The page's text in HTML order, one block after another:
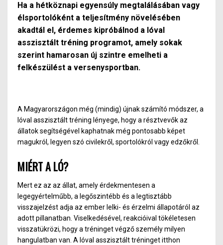
Ha a hétköznapi egyensúly megtalálásában vagy
élsportolóként a teljesítmény növelésében
akadtál el, érdemes kipróbálnod a lóval
asszisztált tréning programot, amely sokak
szerint hamarosan új szintre emelheti a
felkészülést a versenysportban.
A Magyarországon még (mindig) újnak számító módszer, a
lóval asszisztált tréning lényege, hogy a résztvevők az
állatok segítségével kaphatnak még pontosabb képet
magukról, legyen szó civilekről, sportolókról vagy edzőkről.
MIÉRT A LÓ?
Mert ez az az állat, amely érdekmentesen a
legegyértelműbb, a legőszintébb és a legtisztább
visszajelzést adja az ember lelki- és érzelmi állapotáról az
adott pillanatban. Viselkedésével, reakcióival tökéletesen
visszatükrözi, hogy a tréninget végző személy milyen
hangulatban van. A lóval asszisztált tréninget itthon